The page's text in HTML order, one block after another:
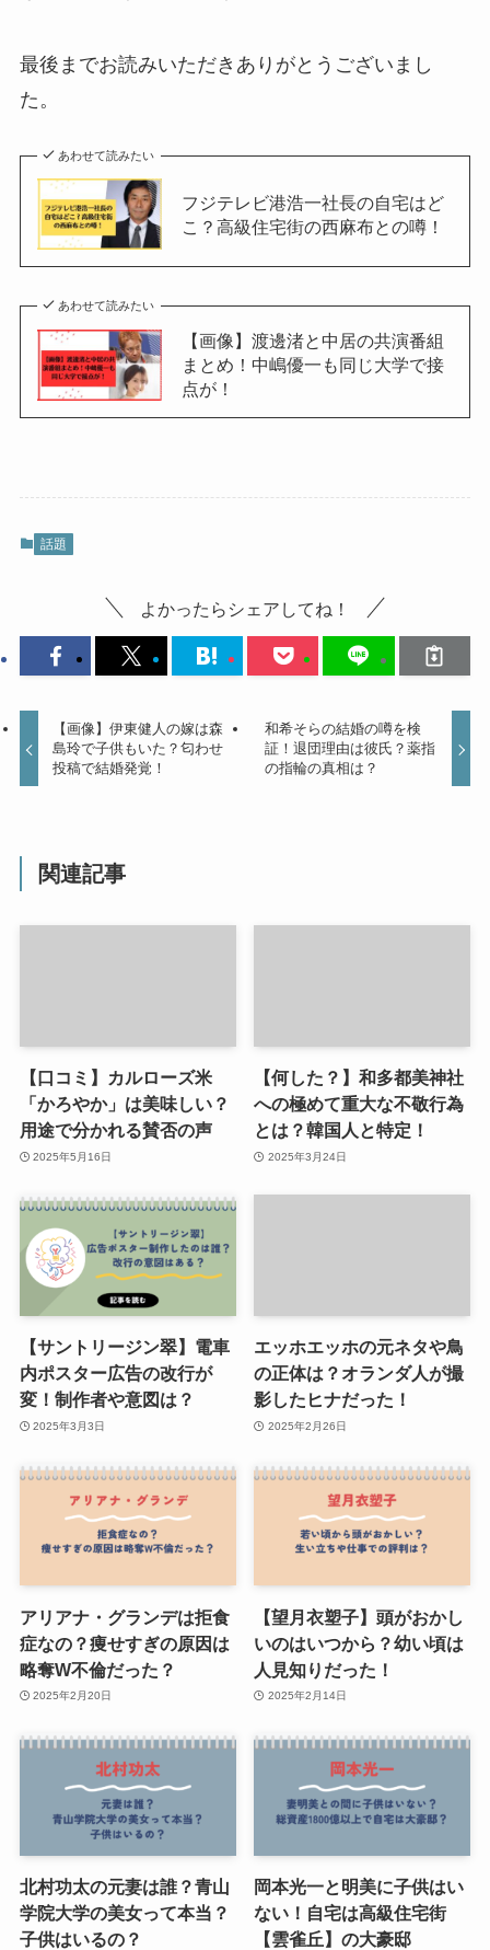
最後までお読みいただきありがとうございまし
た。
あわせて読みたい
フジテレビ港浩一社長の自宅はど
こ？高級住宅街の西麻布との噂！
あわせて読みたい
【画像】渡邊渚と中居の共演番組
まとめ！中嶋優一も同じ大学で接
点が！
話題
よかったらシェアしてね！
【画像】伊東健人の嫁は森
島玲で子供もいた？匂わせ
投稿で結婚発覚！
和希そらの結婚の噂を検
証！退団理由は彼氏？薬指
の指輪の真相は？
関連記事
【口コミ】カルローズ米
「かろやか」は美味しい？
用途で分かれる賛否の声
2025年5月16日
【何した？】和多都美神社
への極めて重大な不敬行為
とは？韓国人と特定！
2025年3月24日
【サントリージン翠】電車
内ポスター広告の改行が
変！制作者や意図は？
2025年3月3日
エッホエッホの元ネタや鳥
の正体は？オランダ人が撮
影したヒナだった！
2025年2月26日
アリアナ・グランデは拒食
症なの？痩せすぎの原因は
略奪W不倫だった？
2025年2月20日
【望月衣塑子】頭がおかし
いのはいつから？幼い頃は
人見知りだった！
2025年2月14日
北村功太の元妻は誰？青山
学院大学の美女って本当？
子供はいるの？
岡本光一と明美に子供はい
ない！自宅は高級住宅街
【雲雀丘】の大豪邸